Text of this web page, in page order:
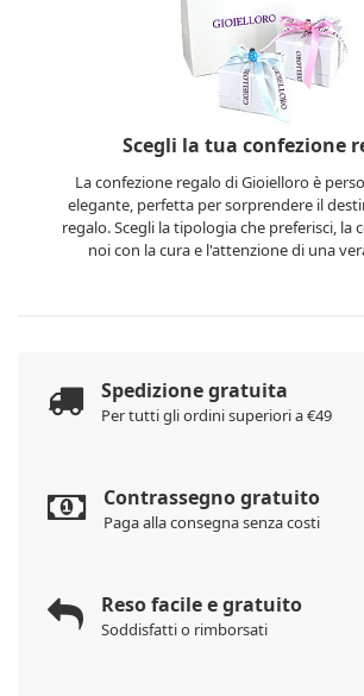
Scegli la tua confezione
La confezione regalo di Gioielloro è
elegante, perfetta per sorprendere il
regalo. Scegli la tipologia che preferisci, la
noi con la cura e l'attenzione di una
Spedizione gratuita
Per tutti gli ordini superiori a €49
Contrassegno gratuito
Paga alla consegna senza costi
Reso facile e gratuito
Soddisfatti o rimborsati